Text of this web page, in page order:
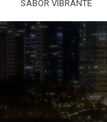
SABOR VIBRANTE